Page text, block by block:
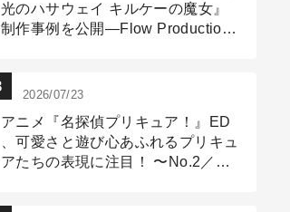
光のハサウェイ キルケーの魔女』
制作事例を公開―Flow Production
2026/07/23
アニメ『名探偵プリキュア！』ED
、可愛さと遊び心あふれるプリキュ
アたちの表現に注目！ 〜No.2／モ